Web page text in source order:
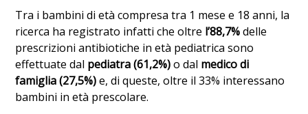
Tra i bambini di età compresa tra 1 mese e 18 anni, la
ricerca ha registrato infatti che oltre l’88,7%delle
prescrizioni antibiotiche in età pediatrica sono
effettuate dal pediatra (61,2%)o dal medico di
famiglia (27,5%)e, di queste, oltre il 33% interessano
bambini in età prescolare.